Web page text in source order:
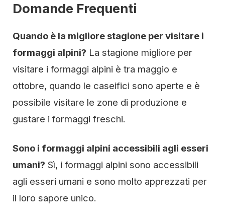
Domande Frequenti
Quando è la migliore stagione per visitare i
formaggi alpini? La stagione migliore per
visitare i formaggi alpini è tra maggio e
ottobre, quando le caseifici sono aperte e è
possibile visitare le zone di produzione e
gustare i formaggi freschi.
Sono i formaggi alpini accessibili agli esseri
umani? Sì, i formaggi alpini sono accessibili
agli esseri umani e sono molto apprezzati per
il loro sapore unico.